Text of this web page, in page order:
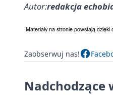
Autor:redakcja
Zaobserwuj nas!
Nadchodzące